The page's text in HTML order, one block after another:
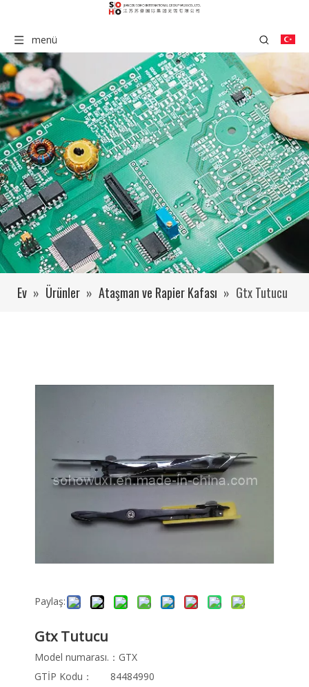
menü
Ev » Ürünler » Ataşman ve Rapier Kafası » Gtx Tutucu
Paylaş:
Gtx Tutucu
Model numarası.： GTX
GTİP Kodu：
84484990